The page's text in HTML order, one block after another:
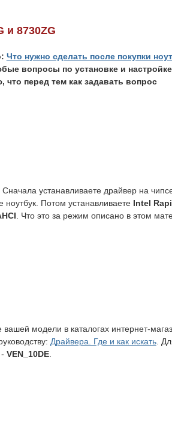
и 8730ZG
Что нужно сделать после покупки
вопросы по установке и настройке
что перед тем как задавать вопрос
Сначала устанавливаете драйвер на
ноутбук. Потом устанавливаете Intel
. Что это за режим описано в этом
модели в каталогах интернет-
Драйвера. Где и как искать.
VEN_10DE.